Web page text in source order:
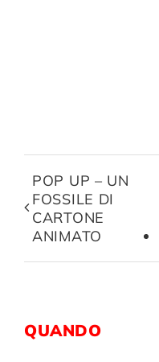
POP UP – UN
FOSSILE DI
CARTONE
ANIMATO
QUANDO